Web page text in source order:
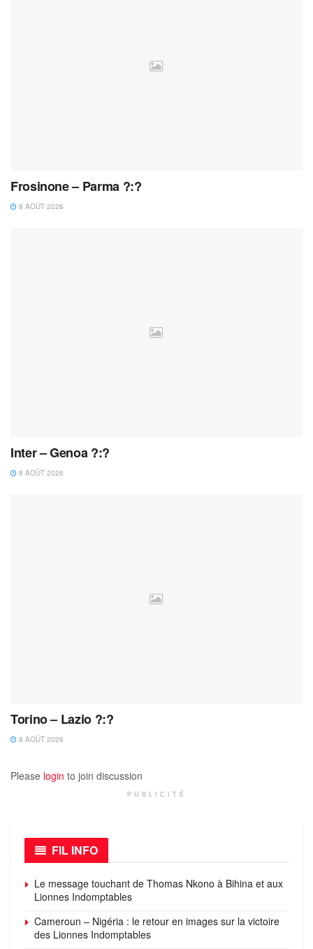
Frosinone – Parma ?:?
8 AOÛT 2026
Inter – Genoa ?:?
8 AOÛT 2026
Torino – Lazio ?:?
8 AOÛT 2026
Please login to join discussion
PUBLICITÉ
FIL INFO
Le message touchant de Thomas Nkono à Bihina et aux
Lionnes Indomptables
Cameroun – Nigéria : le retour en images sur la victoire
des Lionnes Indomptables